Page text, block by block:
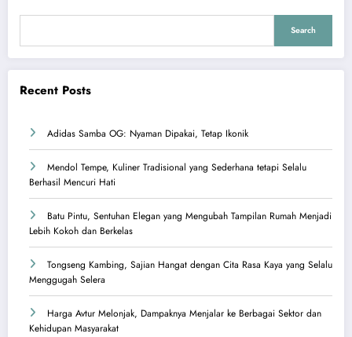
Search
Recent Posts
Adidas Samba OG: Nyaman Dipakai, Tetap Ikonik
Mendol Tempe, Kuliner Tradisional yang Sederhana tetapi Selalu
Berhasil Mencuri Hati
Batu Pintu, Sentuhan Elegan yang Mengubah Tampilan Rumah Menjadi
Lebih Kokoh dan Berkelas
Tongseng Kambing, Sajian Hangat dengan Cita Rasa Kaya yang Selalu
Menggugah Selera
Harga Avtur Melonjak, Dampaknya Menjalar ke Berbagai Sektor dan
Kehidupan Masyarakat